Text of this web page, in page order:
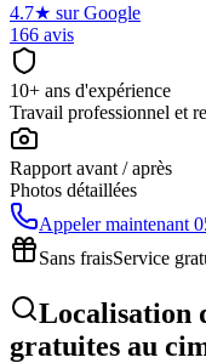
4.7★ sur Google
166 avis
10+ ans d'expérience
Travail professionnel et
Rapport avant / après
Photos détaillées
Appeler maintenant
Sans fraisService
Localisation
gratuites au